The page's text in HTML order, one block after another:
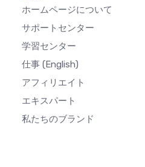
ホームページについて
サポートセンター
学習センター
仕事 (English)
アフィリエイト
エキスパート
私たちのブランド